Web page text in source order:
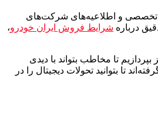
تخصصی و اطلاعیه‌های شرکت‌های
درباره شرایط فروش ایران خودرو،
بپردازیم تا مخاطب بتواند با دیدی
تا بتوانید تحولات دیجیتال را در